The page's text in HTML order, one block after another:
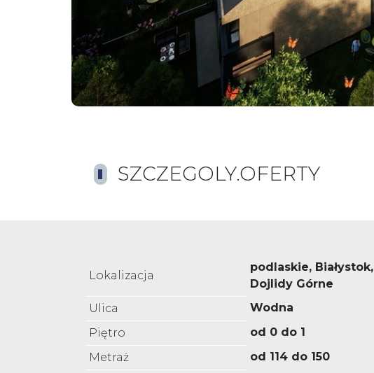
SZCZEGOLY.OFERTY
Lokalizacja
podlaskie, Białystok,
Dojlidy Górne
Ulica
Wodna
Piętro
od 0 do 1
Metraż
od 114 do 150